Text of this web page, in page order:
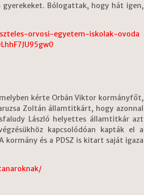
gyerekeket. Bólogattak, hogy hát igen,
orvosi-egyetem-iskolak-ovoda
kérte Orbán Viktor kormányfőt,
Zoltán államtitkárt, hogy azonnal
László helyettes államtitkár azt
kapcsolódóan kapták el a
és a PDSZ is kitart saját igaza